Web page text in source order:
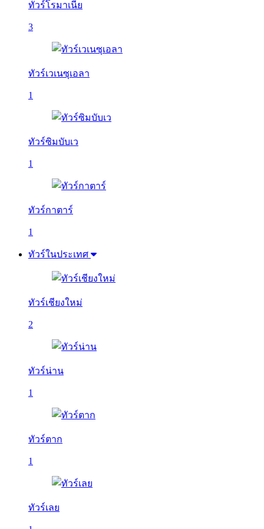
ทัวร์โรมาเนีย
3
ทัวร์เวเนซุเอลา
1
ทัวร์ซิมบับเว
1
ทัวร์กาตาร์
1
ทัวร์ในประเทศ
ทัวร์เชียงใหม่
2
ทัวร์น่าน
1
ทัวร์ตาก
1
ทัวร์เลย